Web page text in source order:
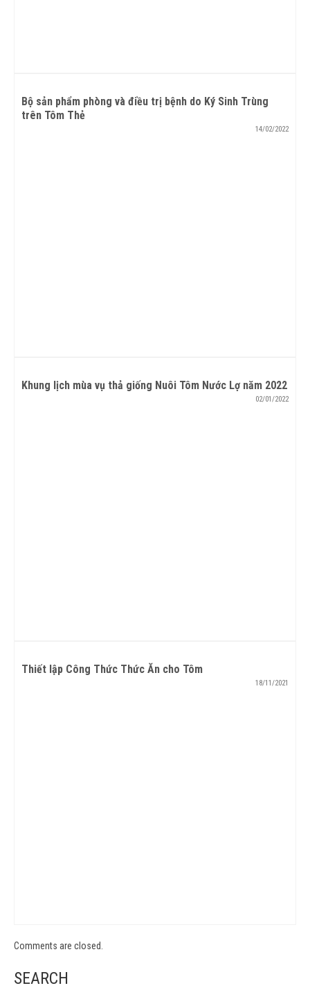
Bộ sản phẩm phòng và điều trị bệnh do Ký Sinh Trùng
trên Tôm Thẻ
14/02/2022
Khung lịch mùa vụ thả giống Nuôi Tôm Nước Lợ năm 2022
02/01/2022
Thiết lập Công Thức Thức Ăn cho Tôm
18/11/2021
Comments are closed.
SEARCH